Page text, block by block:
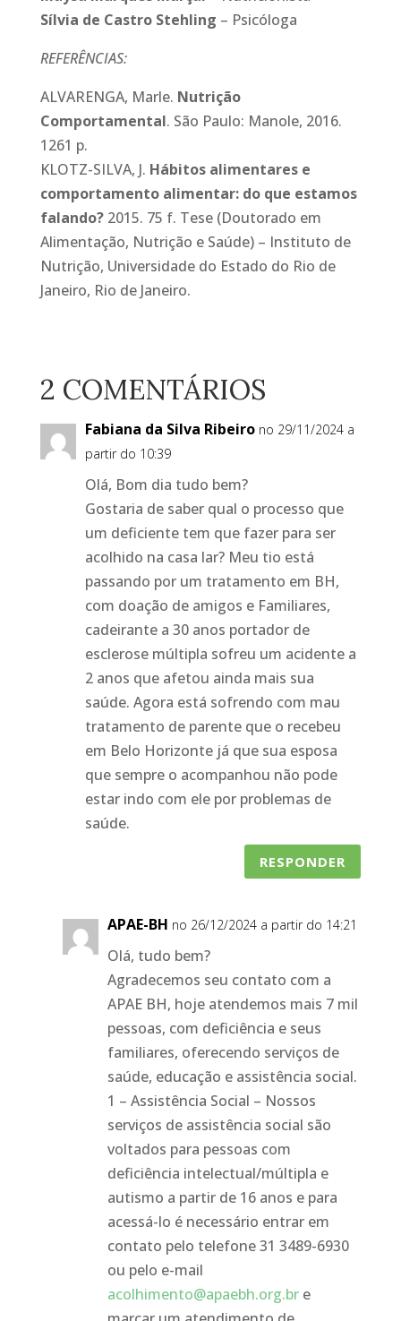
Sílvia de Castro Stehling – Psicóloga
REFERÊNCIAS:
ALVARENGA, Marle. Nutrição
Comportamental. São Paulo: Manole, 2016.
1261 p.
KLOTZ-SILVA, J. Hábitos alimentares e
comportamento alimentar: do que estamos
falando?2015. 75 f. Tese (Doutorado em
Alimentação, Nutrição e Saúde) – Instituto de
Nutrição, Universidade do Estado do Rio de
Janeiro, Rio de Janeiro.
2 COMENTÁRIOS
Fabiana da Silva Ribeiro no 29/11/2024 a
partir do 10:39
Olá, Bom dia tudo bem?
Gostaria de saber qual o processo que
um deficiente tem que fazer para ser
acolhido na casa lar? Meu tio está
passando por um tratamento em BH,
com doação de amigos e Familiares,
cadeirante a 30 anos portador de
esclerose múltipla sofreu um acidente a
2 anos que afetou ainda mais sua
saúde. Agora está sofrendo com mau
tratamento de parente que o recebeu
em Belo Horizonte já que sua esposa
que sempre o acompanhou não pode
estar indo com ele por problemas de
saúde.
RESPONDER
APAE-BH no 26/12/2024 a partir do 14:21
Olá, tudo bem?
Agradecemos seu contato com a
APAE BH, hoje atendemos mais 7 mil
pessoas, com deficiência e seus
familiares, oferecendo serviços de
saúde, educação e assistência social.
1 – Assistência Social – Nossos
serviços de assistência social são
voltados para pessoas com
deficiência intelectual/múltipla e
autismo a partir de 16 anos e para
acessá-lo é necessário entrar em
contato pelo telefone 31 3489-6930
ou pelo e-mail
acolhimento@apaebh.org.bre